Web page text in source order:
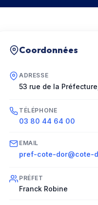
Coordonnées
ADRESSE
53 rue de la Préfecture
TÉLÉPHONE
03 80 44 64 00
EMAIL
pref-cote-dor@cote-
PRÉFET
Franck Robine